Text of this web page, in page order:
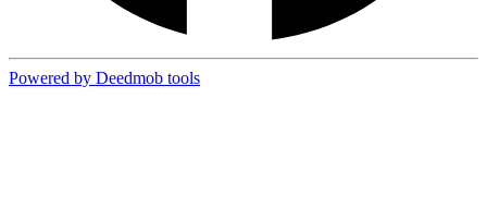
Powered by Deedmob tools